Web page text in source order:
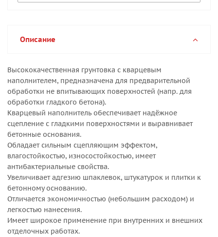
Описание
Высококачественная грунтовка с кварцевым
наполнителем, предназначена для предварительной
обработки не впитывающих поверхностей (напр. для
обработки гладкого бетона).
Кварцевый наполнитель обеспечивает надёжное
сцепление с гладкими поверхностями и выравнивает
бетонные основания.
Обладает сильным сцепляющим эффектом,
влагостойкостью, износостойкостью, имеет
антибактериальные свойства.
Увеличивает адгезию шпаклевок, штукатурок и плитки к
бетонному основанию.
Отличается экономичностью (небольшим расходом) и
легкостью нанесения.
Имеет широкое применение при внутренних и внешних
отделочных работах.